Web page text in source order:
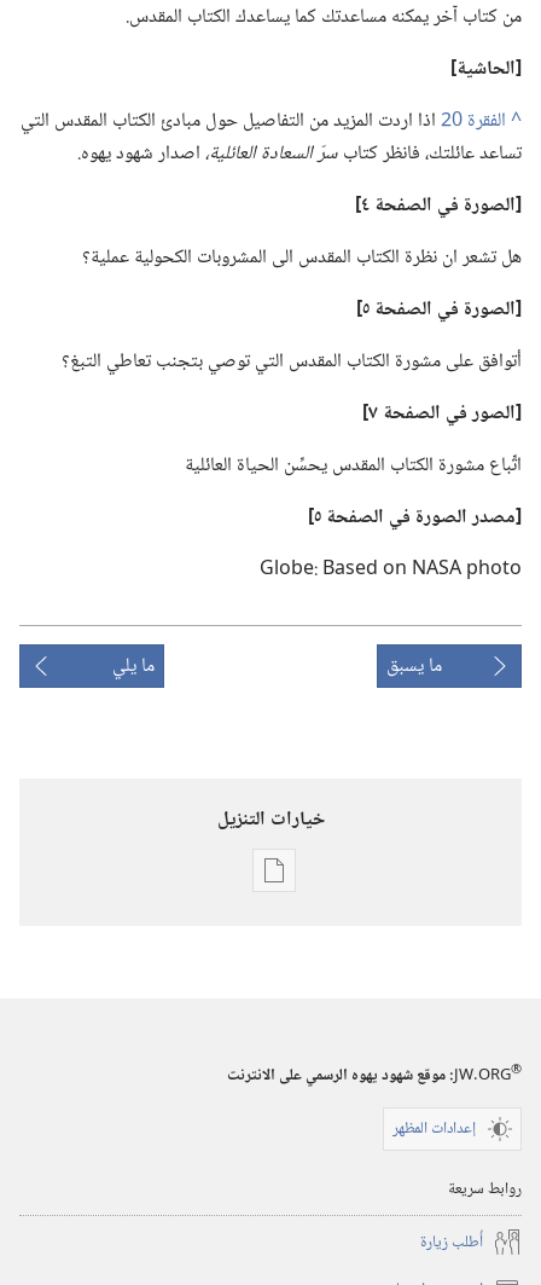
من كتاب آخر يمكنه مساعدتك كما يساعدك الكتاب المقدس.‏
‏[الحاشية]‏
^
اذا اردت المزيد من التفاصيل حول مبادئ الكتاب المقدس التي
تساعد عائلتك،‏ فانظر كتابسرّ السعادة العائلية،‏اصدار شهود يهوه.‏
‏[الصورة في الصفحة ٤]‏
هل تشعر ان نظرة الكتاب المقدس الى المشروبات الكحولية عملية؟‏
‏[الصورة في الصفحة ٥]‏
أتوافق على مشورة الكتاب المقدس التي توصي بتجنب تعاطي التبغ؟‏
‏[الصور في الصفحة ٧]‏
اتِّباع مشورة الكتاب المقدس يحسِّن الحياة العائلية
‏[مصدر الصورة في الصفحة ٥]‏
ما يسبق ما يلي
خيارات التنزيل
خيارات
الدراسية)‏
‎٢٠٠٧
JW.ORG®
:‏ موقع شهود يهوه الرسمي على الانترنت
إعدادات المظهر
روابط سريعة
أُطلب زيارة